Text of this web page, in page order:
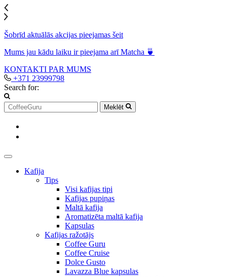
Šobrīd aktuālās akcijas pieejamas šeit
Mums jau kādu laiku ir pieejama arī Matcha 🍵
KONTAKTI PAR MUMS
+371 23999798
Search for:
Meklēt
Kafija
Tips
Visi kafijas tipi
Kafijas pupiņas
Maltā kafija
Aromatizēta maltā kafija
Kapsulas
Kafijas ražotājs
Coffee Guru
Coffee Cruise
Dolce Gusto
Lavazza Blue kapsulas